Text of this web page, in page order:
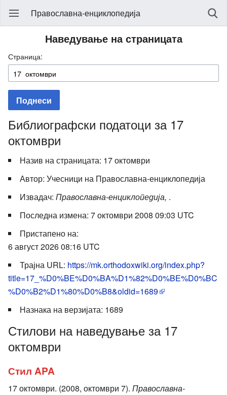
Православна-енциклопедија
Наведување на страницата
Страница:
Поднеси
Библиографски податоци за 17
октомври
Назив на страницата: 17 октомври
Автор: Учесници на Православна-енциклопедија
Извадач: Православна-енциклопедија, .
Последна измена: 7 октомври 2008 09:03 UTC
Пристапено на:
6 август 2026 08:16 UTC
Трајна URL: https://mk.orthodoxwiki.org/index.php?
title=17_%D0%BE%D0%BA%D1%82%D0%BE%D0%BC
%D0%B2%D1%80%D0%B8&oldid=1689
Назнака на верзијата: 1689
Стилови на наведување за 17
октомври
Стил APA
17 октомври. (2008, октомври 7). Православна-